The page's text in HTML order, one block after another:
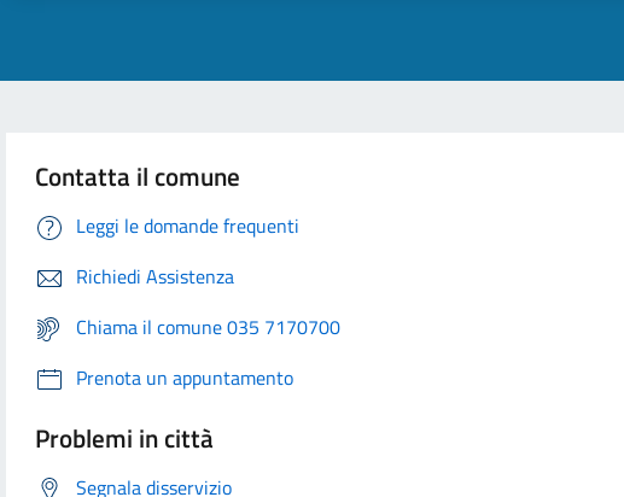
Contatta il comune
Leggi le domande frequenti
Richiedi Assistenza
Chiama il comune 035 7170700
Prenota un appuntamento
Problemi in città
Segnala disservizio